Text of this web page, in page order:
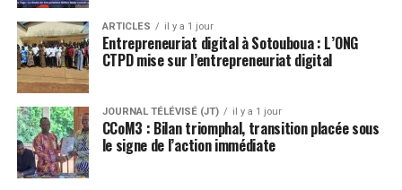
ARTICLES il y a 1 jour
Entrepreneuriat digital à Sotouboua : L’ONG
CTPD mise sur l’entrepreneuriat digital
JOURNAL TÉLÉVISÉ (JT) il y a 1 jour
CCoM3 : Bilan triomphal, transition placée sous
le signe de l’action immédiate